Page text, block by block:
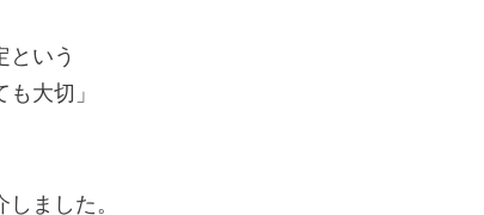
という
大切」
ました。